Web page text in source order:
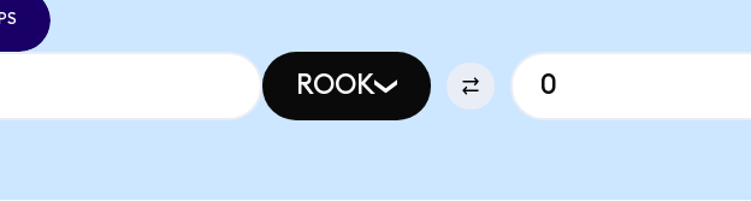
ROOK